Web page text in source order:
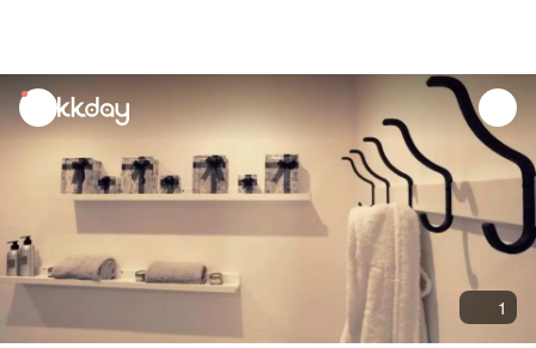
unread
notifications
1